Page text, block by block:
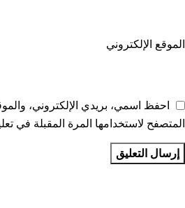
الموقع الإلكتروني
احفظ اسمي، بريدي الإلكتروني،
المتصفح لاستخدامها المرة المقبلة في